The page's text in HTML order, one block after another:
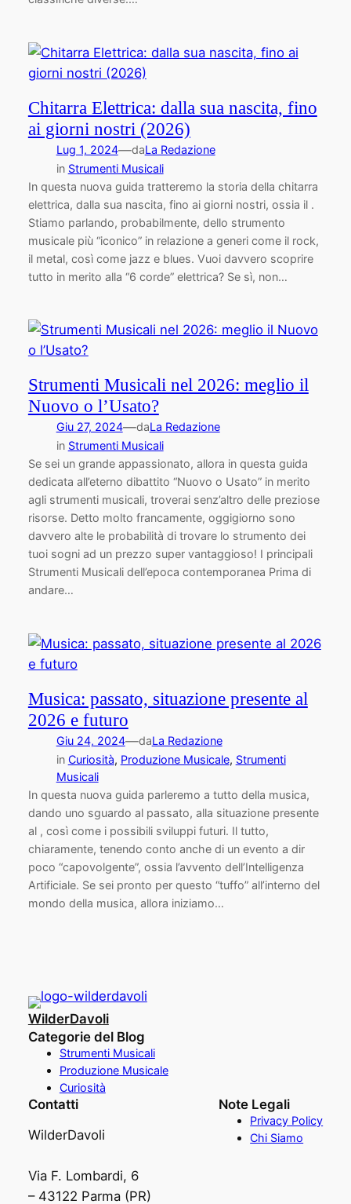
Chitarra Elettrica: dalla sua nascita, fino
ai giorni nostri (2026)
Lug 1, 2024—daLa Redazione
in Strumenti Musicali
In questa nuova guida tratteremo la storia della chitarra
elettrica, dalla sua nascita, fino ai giorni nostri, ossia il .
Stiamo parlando, probabilmente, dello strumento
musicale più “iconico” in relazione a generi come il rock,
il metal, così come jazz e blues. Vuoi davvero scoprire
tutto in merito alla “6 corde” elettrica? Se sì, non…
Strumenti Musicali nel 2026: meglio il
Nuovo o l’Usato?
Giu 27, 2024—daLa Redazione
in Strumenti Musicali
Se sei un grande appassionato, allora in questa guida
dedicata all’eterno dibattito “Nuovo o Usato” in merito
agli strumenti musicali, troverai senz’altro delle preziose
risorse. Detto molto francamente, oggigiorno sono
davvero alte le probabilità di trovare lo strumento dei
tuoi sogni ad un prezzo super vantaggioso! I principali
Strumenti Musicali dell’epoca contemporanea Prima di
andare…
Musica: passato, situazione presente al
2026 e futuro
Giu 24, 2024—daLa Redazione
in Curiosità, Produzione Musicale, Strumenti
Musicali
In questa nuova guida parleremo a tutto della musica,
dando uno sguardo al passato, alla situazione presente
al , così come i possibili sviluppi futuri. Il tutto,
chiaramente, tenendo conto anche di un evento a dir
poco “capovolgente”, ossia l’avvento dell’Intelligenza
Artificiale. Se sei pronto per questo “tuffo” all’interno del
mondo della musica, allora iniziamo…
WilderDavoli
Categorie del Blog
Strumenti Musicali
Produzione Musicale
Curiosità
Contatti
WilderDavoli
Via F. Lombardi, 6
– 43122 Parma (PR)
Note Legali
Privacy Policy
Chi Siamo